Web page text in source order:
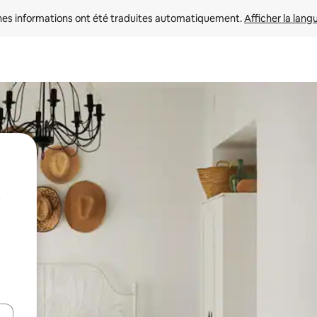
informations ont été traduites automatiquement. Afficher la